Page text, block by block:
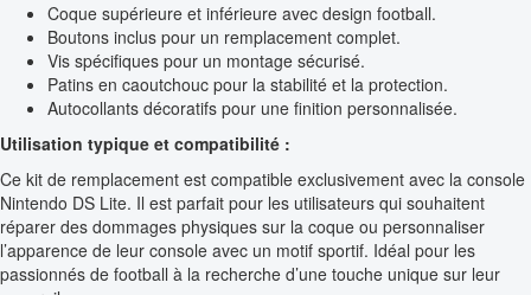
Coque supérieure et inférieure avec design football.
Boutons inclus pour un remplacement complet.
Vis spécifiques pour un montage sécurisé.
Patins en caoutchouc pour la stabilité et la protection.
Autocollants décoratifs pour une finition personnalisée.
Utilisation typique et compatibilité :
Ce kit de remplacement est compatible exclusivement avec la console
Nintendo DS Lite. Il est parfait pour les utilisateurs qui souhaitent
réparer des dommages physiques sur la coque ou personnaliser
l’apparence de leur console avec un motif sportif. Idéal pour les
passionnés de football à la recherche d’une touche unique sur leur